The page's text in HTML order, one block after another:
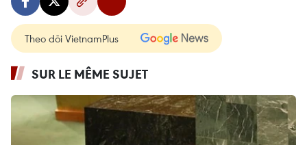
Theo dõi VietnamPlus
SUR LE MÊME SUJET